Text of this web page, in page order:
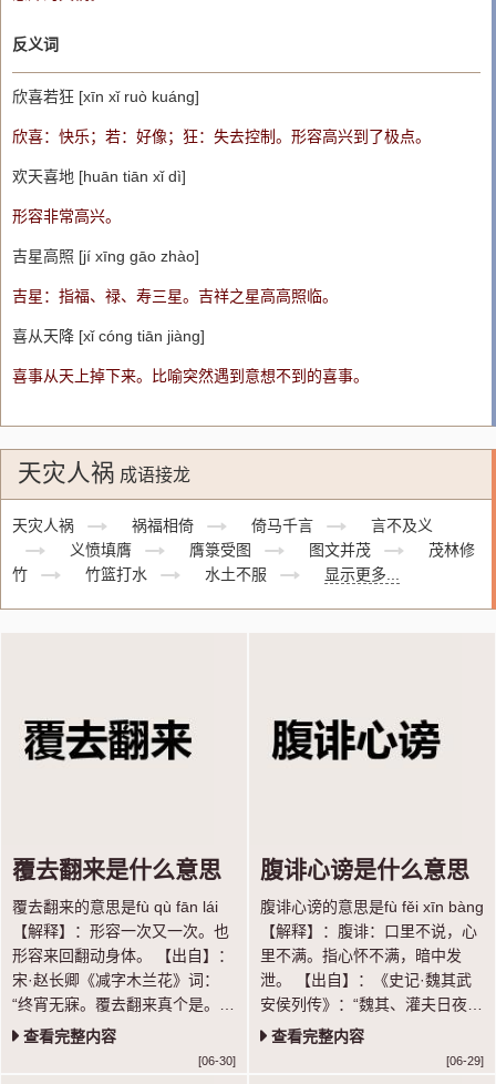
反义词
欣喜若狂 [xīn xǐ ruò kuáng]
欣喜：快乐；若：好像；狂：失去控制。形容高兴到了极点。
欢天喜地 [huān tiān xǐ dì]
形容非常高兴。
吉星高照 [jí xīng gāo zhào]
吉星：指福、禄、寿三星。吉祥之星高高照临。
喜从天降 [xǐ cóng tiān jiàng]
喜事从天上掉下来。比喻突然遇到意想不到的喜事。
天灾人祸 成语接龙
天灾人祸 祸福相倚 倚马千言
言不及义
义愤填膺
膺箓受图 图文并茂
茂林修
竹
竹篮打水 水土不服 显示更多...
覆去翻来是什么意思
覆去翻来的意思是fù qù fān lái
【解释】：形容一次又一次。也
形容来回翻动身体。 【出自】：
宋·赵长卿《减字木兰花》词：
“终宵无寐。覆去翻来真个是。屈
指归期。” 【示例】：恶暖憎
寒，～病几般。 ◎明·全道人
查看完整内容
[06-30]
腹诽心谤是什么意思
腹诽心谤的意思是fù fěi xīn bàng
【解释】：腹诽：口里不说，心
里不满。指心怀不满，暗中发
泄。 【出自】：《史记·魏其武
安侯列传》：“魏其、灌夫日夜招
聚天下豪杰壮士与论议，腹非而
心谤。” 【语法】：联合式；作
查看完整内容
[06-29]